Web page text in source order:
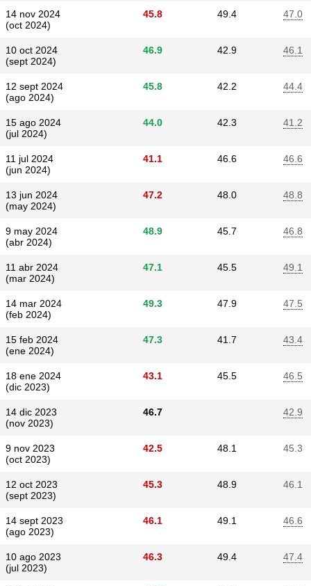
14 nov 2024
(oct 2024)
45.8 49.4 47.0
10 oct 2024
(sept 2024)
46.9 42.9 46.1
12 sept 2024
(ago 2024)
45.8 42.2 44.4
15 ago 2024
(jul 2024)
44.0 42.3 41.2
11 jul 2024
(jun 2024)
41.1 46.6 46.6
13 jun 2024
(may 2024)
47.2 48.0 48.8
9 may 2024
(abr 2024)
48.9 45.7 46.8
11 abr 2024
(mar 2024)
47.1 45.5 49.1
14 mar 2024
(feb 2024)
49.3 47.9 47.5
15 feb 2024
(ene 2024)
47.3 41.7 43.4
18 ene 2024
(dic 2023)
43.1 45.5 46.5
14 dic 2023
(nov 2023)
46.7 42.9
9 nov 2023
(oct 2023)
42.5 48.1 45.3
12 oct 2023
(sept 2023)
45.3 48.9 46.1
14 sept 2023
(ago 2023)
46.1 49.1 46.6
10 ago 2023
(jul 2023)
46.3 49.4 47.4